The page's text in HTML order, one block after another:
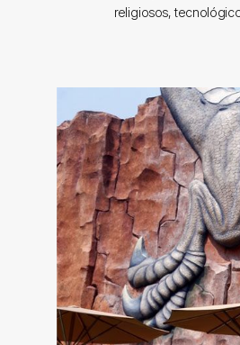
religiosos,